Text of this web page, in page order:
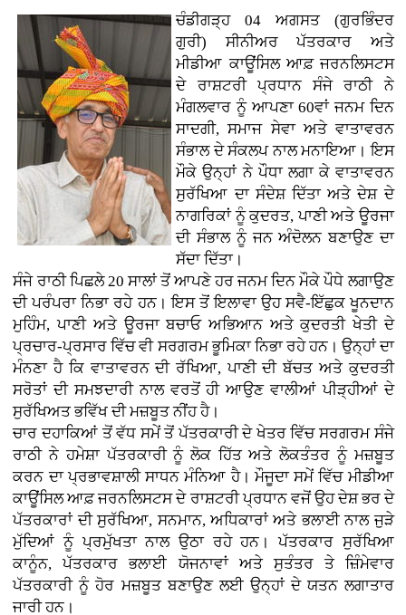
ਚੰਡੀਗੜ੍ਹ 04 ਅਗਸਤ (ਗੁਰਭਿੰਦਰ
ਗੁਰੀ)ਸੀਨੀਅਰ ਪੱਤਰਕਾਰ ਅਤੇ
ਮੀਡੀਆ ਕਾਊਂਸਿਲ ਆਫ਼ ਜਰਨਲਿਸਟਸ
ਦੇ ਰਾਸ਼ਟਰੀ ਪ੍ਰਧਾਨ ਸੰਜੇ ਰਾਠੀ ਨੇ
ਮੰਗਲਵਾਰ ਨੂੰ ਆਪਣਾ 60ਵਾਂ ਜਨਮ ਦਿਨ
ਸਾਦਗੀ, ਸਮਾਜ ਸੇਵਾ ਅਤੇ ਵਾਤਾਵਰਨ
ਸੰਭਾਲ ਦੇ ਸੰਕਲਪ ਨਾਲ ਮਨਾਇਆ। ਇਸ
ਮੌਕੇ ਉਨ੍ਹਾਂ ਨੇ ਪੌਧਾ ਲਗਾ ਕੇ ਵਾਤਾਵਰਨ
ਸੁਰੱਖਿਆ ਦਾ ਸੰਦੇਸ਼ ਦਿੱਤਾ ਅਤੇ ਦੇਸ਼ ਦੇ
ਨਾਗਰਿਕਾਂ ਨੂੰ ਕੁਦਰਤ, ਪਾਣੀ ਅਤੇ ਊਰਜਾ
ਦੀ ਸੰਭਾਲ ਨੂੰ ਜਨ ਅੰਦੋਲਨ ਬਣਾਉਣ ਦਾ
ਸੱਦਾ ਦਿੱਤਾ।
ਸੰਜੇ ਰਾਠੀ ਪਿਛਲੇ 20 ਸਾਲਾਂ ਤੋਂ ਆਪਣੇ ਹਰ ਜਨਮ ਦਿਨ ਮੌਕੇ ਪੌਧੇ ਲਗਾਉਣ
ਦੀ ਪਰੰਪਰਾ ਨਿਭਾ ਰਹੇ ਹਨ। ਇਸ ਤੋਂ ਇਲਾਵਾ ਉਹ ਸਵੈ-ਇੱਛੁਕ ਖੂਨਦਾਨ
ਮੁਹਿੰਮ, ਪਾਣੀ ਅਤੇ ਊਰਜਾ ਬਚਾਓ ਅਭਿਆਨ ਅਤੇ ਕੁਦਰਤੀ ਖੇਤੀ ਦੇ
ਪ੍ਰਚਾਰ-ਪ੍ਰਸਾਰ ਵਿੱਚ ਵੀ ਸਰਗਰਮ ਭੂਮਿਕਾ ਨਿਭਾ ਰਹੇ ਹਨ। ਉਨ੍ਹਾਂ ਦਾ
ਮੰਨਣਾ ਹੈ ਕਿ ਵਾਤਾਵਰਨ ਦੀ ਰੱਖਿਆ, ਪਾਣੀ ਦੀ ਬੱਚਤ ਅਤੇ ਕੁਦਰਤੀ
ਸਰੋਤਾਂ ਦੀ ਸਮਝਦਾਰੀ ਨਾਲ ਵਰਤੋਂ ਹੀ ਆਉਣ ਵਾਲੀਆਂ ਪੀੜ੍ਹੀਆਂ ਦੇ
ਸੁਰੱਖਿਅਤ ਭਵਿੱਖ ਦੀ ਮਜ਼ਬੂਤ ਨੀਂਹ ਹੈ।
ਚਾਰ ਦਹਾਕਿਆਂ ਤੋਂ ਵੱਧ ਸਮੇਂ ਤੋਂ ਪੱਤਰਕਾਰੀ ਦੇ ਖੇਤਰ ਵਿੱਚ ਸਰਗਰਮ ਸੰਜੇ
ਰਾਠੀ ਨੇ ਹਮੇਸ਼ਾ ਪੱਤਰਕਾਰੀ ਨੂੰ ਲੋਕ ਹਿੱਤ ਅਤੇ ਲੋਕਤੰਤਰ ਨੂੰ ਮਜ਼ਬੂਤ
ਕਰਨ ਦਾ ਪ੍ਰਭਾਵਸ਼ਾਲੀ ਸਾਧਨ ਮੰਨਿਆ ਹੈ। ਮੌਜੂਦਾ ਸਮੇਂ ਵਿੱਚ ਮੀਡੀਆ
ਕਾਊਂਸਿਲ ਆਫ਼ ਜਰਨਲਿਸਟਸ ਦੇ ਰਾਸ਼ਟਰੀ ਪ੍ਰਧਾਨ ਵਜੋਂ ਉਹ ਦੇਸ਼ ਭਰ ਦੇ
ਪੱਤਰਕਾਰਾਂ ਦੀ ਸੁਰੱਖਿਆ, ਸਨਮਾਨ, ਅਧਿਕਾਰਾਂ ਅਤੇ ਭਲਾਈ ਨਾਲ ਜੁੜੇ
ਮੁੱਦਿਆਂ ਨੂੰ ਪ੍ਰਮੁੱਖਤਾ ਨਾਲ ਉਠਾ ਰਹੇ ਹਨ। ਪੱਤਰਕਾਰ ਸੁਰੱਖਿਆ
ਕਾਨੂੰਨ, ਪੱਤਰਕਾਰ ਭਲਾਈ ਯੋਜਨਾਵਾਂ ਅਤੇ ਸੁਤੰਤਰ ਤੇ ਜ਼ਿੰਮੇਵਾਰ
ਪੱਤਰਕਾਰੀ ਨੂੰ ਹੋਰ ਮਜ਼ਬੂਤ ਬਣਾਉਣ ਲਈ ਉਨ੍ਹਾਂ ਦੇ ਯਤਨ ਲਗਾਤਾਰ
ਜਾਰੀ ਹਨ।